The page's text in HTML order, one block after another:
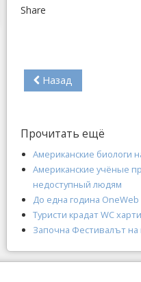
Share
Назад
Прочитать ещё
Американские биологи
Американские учёные
недоступный людям
До една година
Туристи крадат WC
Започна Фестивалът на